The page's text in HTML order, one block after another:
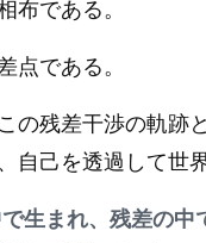
布である。
点である。
残差干渉の軌跡
自己を透過して世
生まれ、残差の中